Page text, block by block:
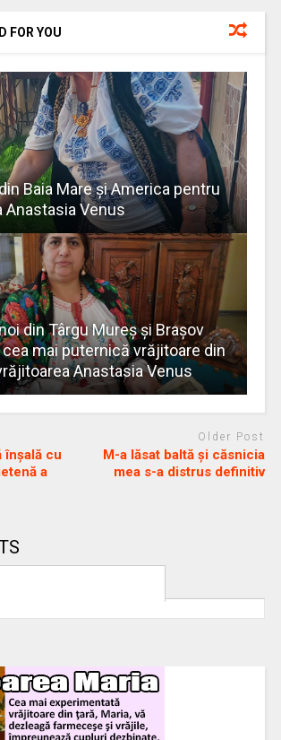
FOR YOU
Baia Mare și America pentru
Anastasia Venus
din Târgu Mureș și Brașov
mai puternică vrăjitoare din
Anastasia Venus
înşală cu
a
Older Post
M-a lăsat baltă și căsnicia
mea s-a distrus definitiv